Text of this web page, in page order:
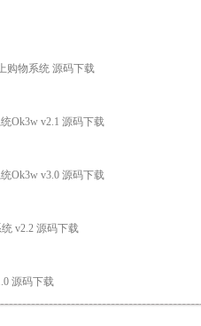
购物系统 源码下载
Ok3w v2.1 源码下载
Ok3w v3.0 源码下载
v2.2 源码下载
源码下载